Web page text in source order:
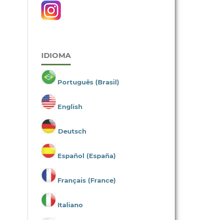
IDIOMA
Português (Brasil)
English
Deutsch
Español (España)
Français (France)
Italiano